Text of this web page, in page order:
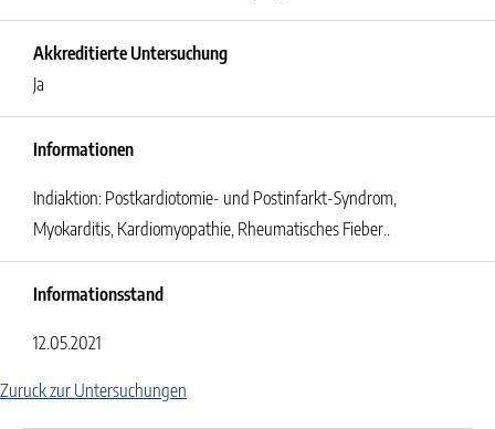
Akkreditierte Untersuchung
Ja
Informationen
Indiaktion: Postkardiotomie- und Postinfarkt-Syndrom,
Myokarditis, Kardiomyopathie, Rheumatisches Fieber..
Informationsstand
12.05.2021
Zuruck zur Untersuchungen